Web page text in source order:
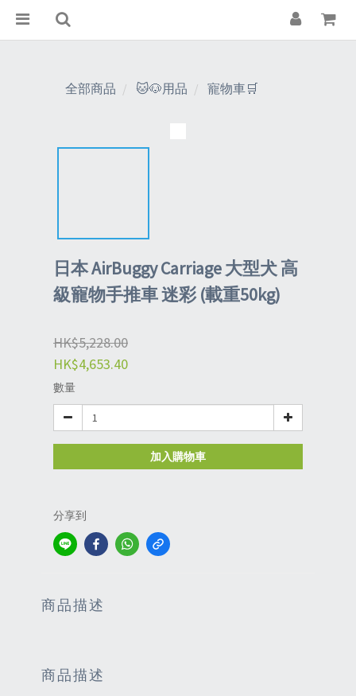
全部商品 🐱🐶用品 寵物車🛒
日本 AirBuggy Carriage 大型犬 高
級寵物手推車 迷彩 (載重50kg)
HK$5,228.00
HK$4,653.40
數量
加入購物車
分享到
商品描述
商品描述